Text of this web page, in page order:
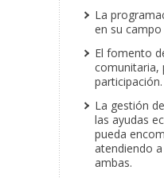
La
en su campo
El fomento
comunitaria,
participación.
La gestión
las ayudas
pueda
atendiendo
ambas.